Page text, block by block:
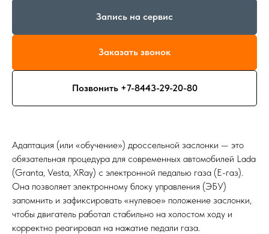
Запись на сервис
Заказать звонок
Позвонить +7-8443-29-20-80
Адаптация (или «обучение») дроссельной заслонки — это
обязательная процедура для современных автомобилей Lada
(Granta, Vesta, XRay) с электронной педалью газа (Е-газ).
Она позволяет электронному блоку управления (ЭБУ)
запомнить и зафиксировать «нулевое» положение заслонки,
чтобы двигатель работал стабильно на холостом ходу и
корректно реагировал на нажатие педали газа.